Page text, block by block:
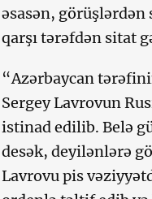
əsasən, görüşlərdən
qarşı tərəfdən sitat
“Azərbaycan
Sergey Lavrovun
istinad edilib. Belə
desək, deyilənlərə
Lavrovu pis